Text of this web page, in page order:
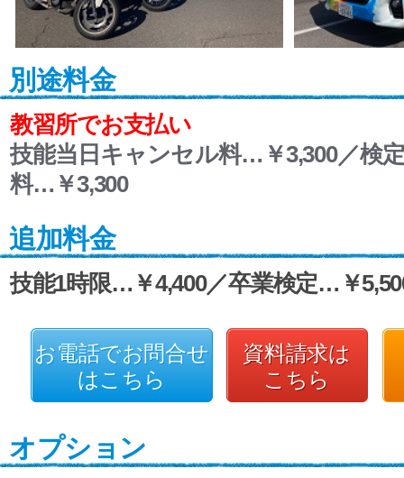
別途料金
教習所でお支払い
技能当日キャンセル料…￥3,300／検
料…￥3,300
追加料金
技能1時限…￥4,400／卒業検定…￥
お電話でお問合せ
はこちら
資料請求は
こちら
オプション